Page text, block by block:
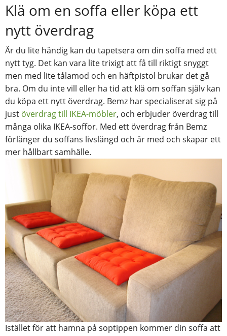
Klä om en soffa eller köpa ett
nytt överdrag
Är du lite händig kan du tapetsera om din soffa med ett
nytt tyg. Det kan vara lite trixigt att få till riktigt snyggt
men med lite tålamod och en häftpistol brukar det gå
bra. Om du inte vill eller ha tid att klä om soffan själv kan
du köpa ett nytt överdrag. Bemz har specialiserat sig på
just överdrag till IKEA-möbler, och erbjuder överdrag till
många olika IKEA-soffor. Med ett överdrag från Bemz
förlänger du soffans livslängd och är med och skapar ett
mer hållbart samhälle.
Istället för att hamna på soptippen kommer din soffa att